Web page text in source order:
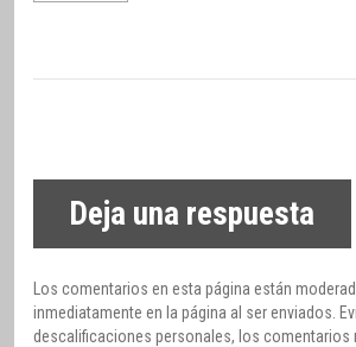
Deja una respuesta
Los comentarios en esta página están
inmediatamente en la página al ser enviados.
descalificaciones personales, los comentarios